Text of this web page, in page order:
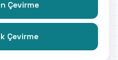
Çevirme
Çevirme